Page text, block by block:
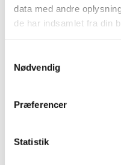
data med andre
de har indsamlet fra din
Nødvendig
Præferencer
Statistik
Aktivitetspark
E-sport
Tæppecurling
Bestyrelse
Stouby Multihus